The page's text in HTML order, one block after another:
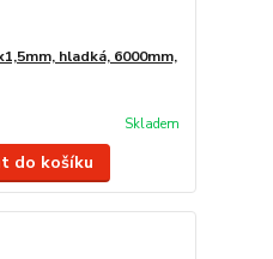
hladká, 6000mm,
Skladem
do košíku